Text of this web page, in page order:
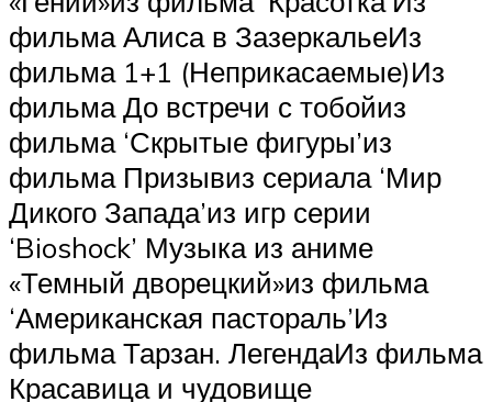
фильма Алиса в ЗазеркальеИз
фильма 1+1 (Неприкасаемые)Из
фильма До встречи с тобойиз
фильма ‘Скрытые фигуры’из
фильма Призывиз сериала ‘Мир
Дикого Запада’из игр серии
‘Bioshock’ Музыка из аниме
«Темный дворецкий»из фильма
‘Американская пастораль’Из
фильма Тарзан. ЛегендаИз фильма
Красавица и чудовище